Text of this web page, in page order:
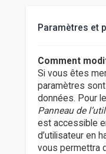
Paramètres et
Comment
Si vous êtes
paramètres
données. Pour
Panneau de
est accessible
d’utilisateur en
vous permettra